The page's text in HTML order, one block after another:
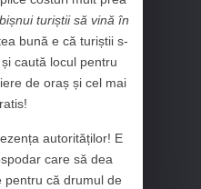
turiștii să vină în
bună e că turiștii s-
caută locul pentru
de oraș și cel mai
autorităților! E
care să dea
pentru că drumul de